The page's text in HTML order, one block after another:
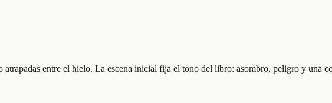
entre el hielo. La escena inicial fija el tono del libro: asombro, peligro y una